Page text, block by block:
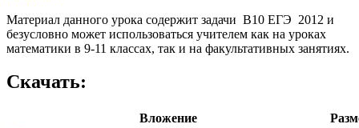
Материал данного урока содержит задачи В10 ЕГЭ 2012 и
безусловно может использоваться учителем как на уроках
математики в 9-11 классах, так и на факультативных занятиях.
Скачать:
Вложение